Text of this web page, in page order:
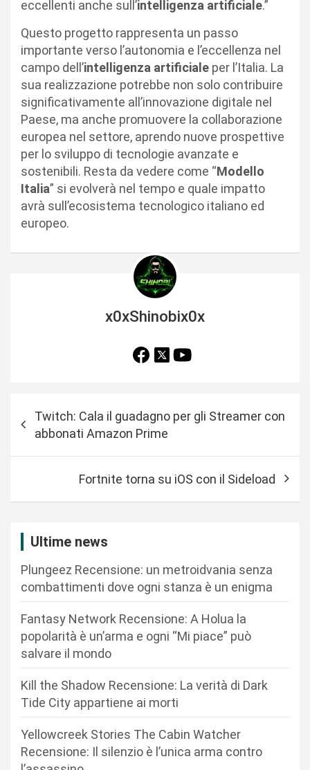
eccellenti anche sull’intelligenza artificiale.”
Questo progetto rappresenta un passo
importante verso l’autonomia e l’eccellenza nel
campo dell’intelligenza artificiale per l’Italia. La
sua realizzazione potrebbe non solo contribuire
significativamente all’innovazione digitale nel
Paese, ma anche promuovere la collaborazione
europea nel settore, aprendo nuove prospettive
per lo sviluppo di tecnologie avanzate e
sostenibili. Resta da vedere come “Modello
Italia” si evolverà nel tempo e quale impatto
avrà sull’ecosistema tecnologico italiano ed
europeo.
x0xShinobix0x
Twitch: Cala il guadagno per gli Streamer con
abbonati Amazon Prime
Fortnite torna su iOS con il Sideload
Ultime news
Plungeez Recensione: un metroidvania senza
combattimenti dove ogni stanza è un enigma
Fantasy Network Recensione: A Holua la
popolarità è un’arma e ogni “Mi piace” può
salvare il mondo
Kill the Shadow Recensione: La verità di Dark
Tide City appartiene ai morti
Yellowcreek Stories The Cabin Watcher
Recensione: Il silenzio è l’unica arma contro